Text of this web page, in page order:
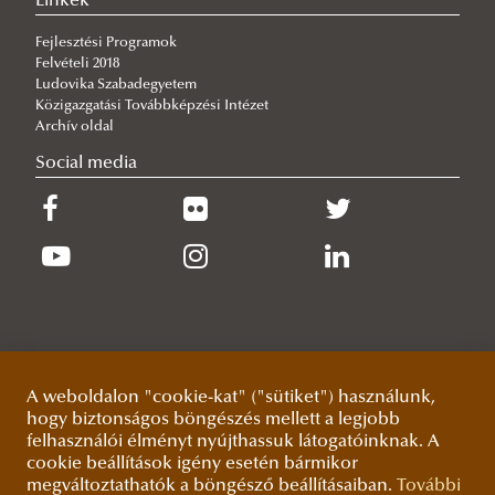
2020. évi őszi ITDK
2020. évi tavaszi ITDK
2019. évi őszi ITDK
TDK pályaművek pontozása
Kari TDT elérhetőségei
Tehetséggondozás a katonai felsőoktatásban NTP-
Diákkörök bejelentése
Honvédelmi Jogi és Igazgatási Tudományos Diákkör
Hadtörténelem TDK
Logisztika és gazdálkodás Tudományos Diákkör
Szabályrendszer Reform
Fejlesztési Programok
Felvételi 2018
Ludovika Szabadegyetem
Közigazgatási Továbbképzési Intézet
Archív oldal
Social media
A weboldalon "cookie-kat" ("sütiket") használunk,
hogy biztonságos böngészés mellett a legjobb
felhasználói élményt nyújthassuk látogatóinknak. A
cookie beállítások igény esetén bármikor
megváltoztathatók a böngésző beállításaiban. További